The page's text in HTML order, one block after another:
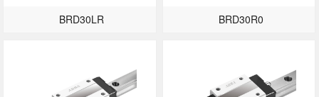
BRD30LR BRD30R0